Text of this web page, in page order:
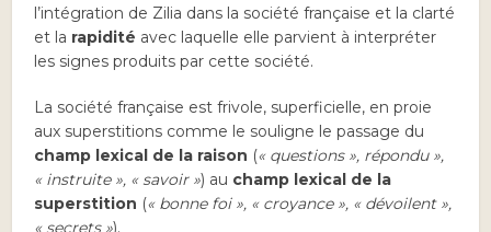
l’intégration de Zilia dans la société française et la clarté
et la rapidité avec laquelle elle parvient à interpréter
les signes produits par cette société.
La société française est frivole, superficielle, en proie
aux superstitions comme le souligne le passage du
champ lexical de la raison (« questions », répondu »,
« instruite », « savoir ») au champ lexical de la
superstition (« bonne foi », « croyance », « dévoilent »,
« secrets »).